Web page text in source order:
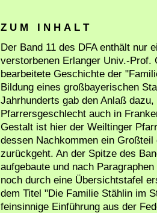
Z U M I N H A L T
Der Band 11 des DFA enthält nur
verstorbenen Erlanger Univ.-Prof.
bearbeitete Geschichte der
Bildung eines großbayerischen
Jahrhunderts gab den Anlaß
Pfarrersgeschlecht auch in
Gestalt ist hier der Weiltinger
dessen Nachkommen ein
zurückgeht. An der Spitze des
aufgebaute und nach
noch durch eine Übersichtstafel
dem Titel "Die Familie Stählin im
feinsinnige Einführung aus der